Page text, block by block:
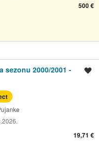
500 €
sezonu 2000/2001 -
19,71 €